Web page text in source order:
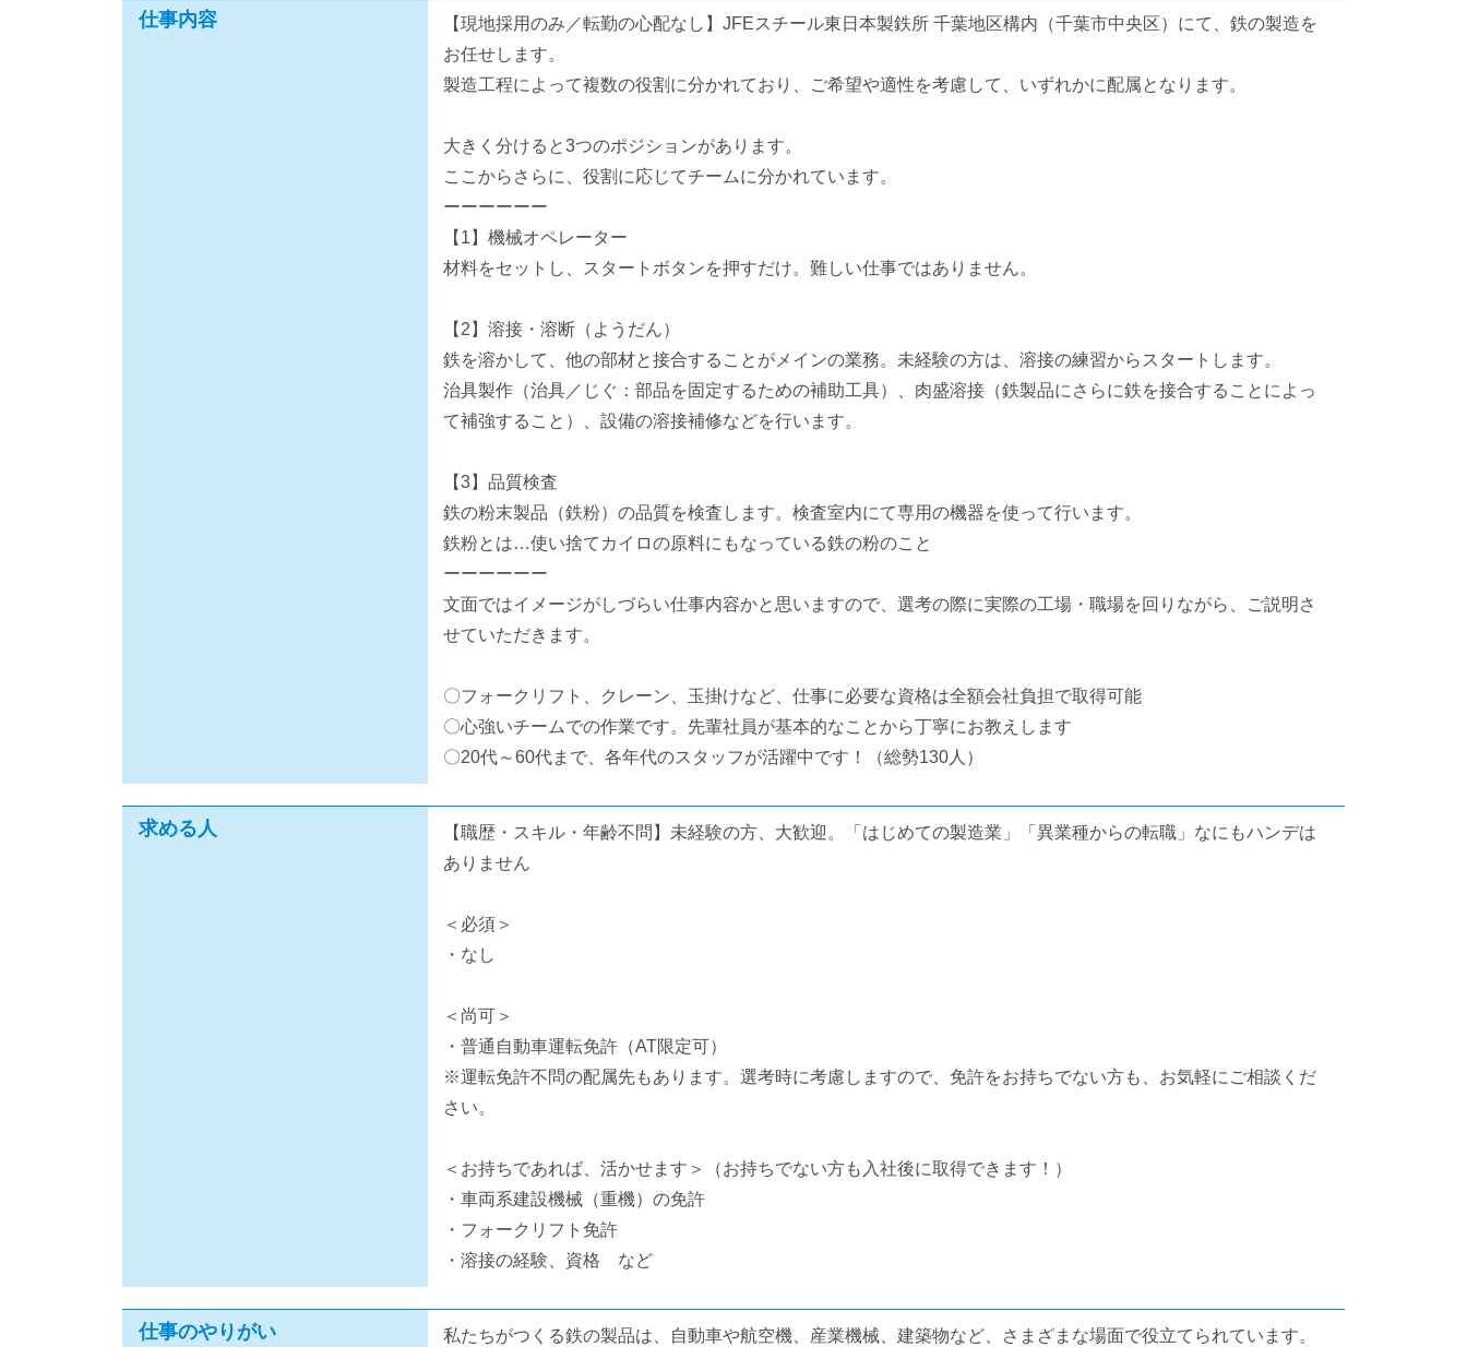
仕事内容
【現地採用のみ／転勤の心配なし】JFEスチール東日本製鉄所 千葉地区構内（千葉市中央区）にて、鉄の製造を
お任せします。
製造工程によって複数の役割に分かれており、ご希望や適性を考慮して、いずれかに配属となります。
大きく分けると3つのポジションがあります。
ここからさらに、役割に応じてチームに分かれています。
ーーーーーー
【1】機械オペレーター
材料をセットし、スタートボタンを押すだけ。難しい仕事ではありません。
【2】溶接・溶断（ようだん）
鉄を溶かして、他の部材と接合することがメインの業務。未経験の方は、溶接の練習からスタートします。
治具製作（治具／じぐ：部品を固定するための補助工具）、肉盛溶接（鉄製品にさらに鉄を接合することによっ
て補強すること）、設備の溶接補修などを行います。
【3】品質検査
鉄の粉末製品（鉄粉）の品質を検査します。検査室内にて専用の機器を使って行います。
鉄粉とは…使い捨てカイロの原料にもなっている鉄の粉のこと
ーーーーーー
文面ではイメージがしづらい仕事内容かと思いますので、選考の際に実際の工場・職場を回りながら、ご説明さ
せていただきます。
〇フォークリフト、クレーン、玉掛けなど、仕事に必要な資格は全額会社負担で取得可能
〇心強いチームでの作業です。先輩社員が基本的なことから丁寧にお教えします
〇20代～60代まで、各年代のスタッフが活躍中です！（総勢130人）
求める人
【職歴・スキル・年齢不問】未経験の方、大歓迎。「はじめての製造業」「異業種からの転職」なにもハンデは
ありません
＜必須＞
・なし
＜尚可＞
・普通自動車運転免許（AT限定可）
※運転免許不問の配属先もあります。選考時に考慮しますので、免許をお持ちでない方も、お気軽にご相談くだ
さい。
＜お持ちであれば、活かせます＞（お持ちでない方も入社後に取得できます！）
・車両系建設機械（重機）の免許
・フォークリフト免許
・溶接の経験、資格 など
仕事のやりがい 私たちがつくる鉄の製品は、自動車や航空機、産業機械、建築物など、さまざまな場面で役立てられています。